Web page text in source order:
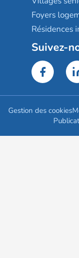
Foyers
Résidences
Suivez-
Gestion des cookies